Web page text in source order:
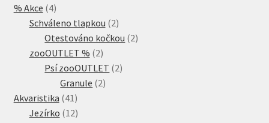
% Akce 44
produkty
Schváleno tlapkou 22
produkty
Otestováno kočkou 22
zooOUTLET % 22
produkty
Psí zooOUTLET 22
Granule 22
Akvaristika 41 41
produktů
Jezírko 1212